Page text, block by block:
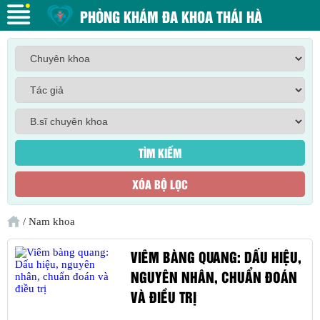
PHÒNG KHÁM ĐA KHOA THÁI HÀ
/ Nam khoa
VIÊM BÀNG QUANG: DẤU HIỆU,
NGUYÊN NHÂN, CHUẨN ĐOÁN
VÀ ĐIỀU TRỊ